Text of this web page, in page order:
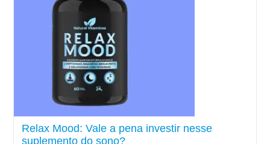
Relax Mood: Vale a pena investir nesse
suplemento do sono?